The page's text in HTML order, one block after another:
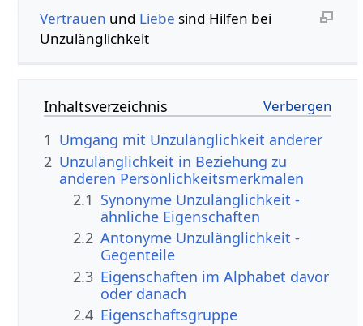
Vertrauen und Liebe sind Hilfen bei
Unzulänglichkeit
Inhaltsverzeichnis
1 Umgang mit Unzulänglichkeit anderer
2 Unzulänglichkeit in Beziehung zu
anderen Persönlichkeitsmerkmalen
2.1 Synonyme Unzulänglichkeit -
ähnliche Eigenschaften
2.2 Antonyme Unzulänglichkeit -
Gegenteile
2.3 Eigenschaften im Alphabet davor
oder danach
2.4 Eigenschaftsgruppe